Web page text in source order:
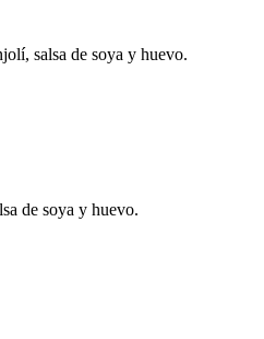
salsa de soya y huevo.
de soya y huevo.